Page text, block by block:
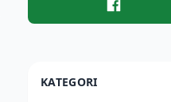
Facebook
KATEGORI